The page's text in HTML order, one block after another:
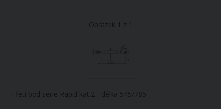
Obrázek 1 z 1
Třetí bod serie Rapid kat.2 - délka 545/785